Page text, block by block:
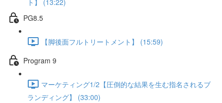
ト】 (13:22)
PG8.5
【脚後面フルトリートメント】 (15:59)
Program 9
マーケティング1/2【圧倒的な結果を生む指名されるブ
ランディング】 (33:00)